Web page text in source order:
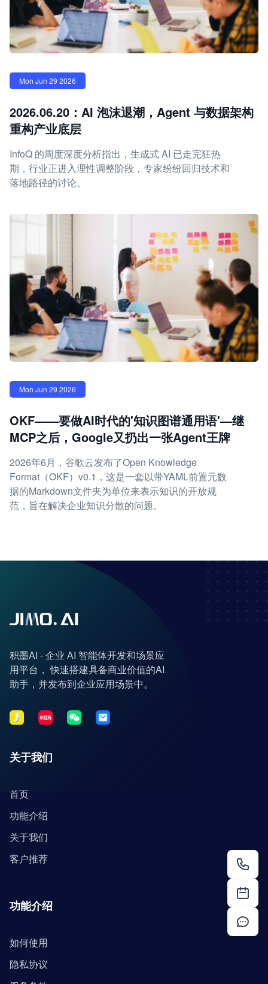
Mon Jun 29 2026
2026.06.20：AI 泡沫退潮，Agent 与数据架构
重构产业底层
InfoQ 的周度深度分析指出，生成式 AI 已走完狂热
期，行业正进入理性调整阶段，专家纷纷回归技术和
落地路径的讨论。
Mon Jun 29 2026
OKF——要做AI时代的'知识图谱通用语'—继
MCP之后，Google又扔出一张Agent王牌
2026年6月，谷歌云发布了Open Knowledge
Format（OKF）v0.1，这是一套以带YAML前置元数
据的Markdown文件夹为单位来表示知识的开放规
范，旨在解决企业知识分散的问题。
积墨AI - 企业 AI 智能体开发和场景应
用平台， 快速搭建具备商业价值的AI
助手，并发布到企业应用场景中。
关于我们
首页
功能介绍
关于我们
客户推荐
功能介绍
如何使用
隐私协议